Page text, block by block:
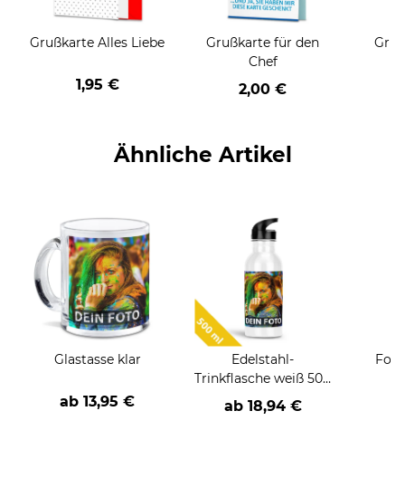
Grußkarte Alles Liebe
1,95 €
Grußkarte für den
Chef
2,00 €
Ähnliche Artikel
Glastasse klar
ab 13,95 €
Edelstahl-
Trinkflasche weiß 500
ml
ab 18,94 €